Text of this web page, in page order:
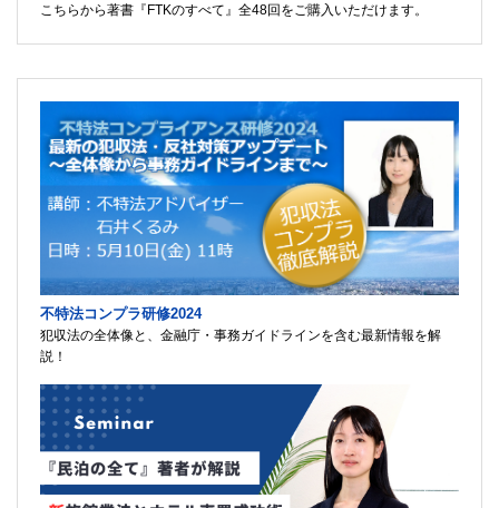
こちらから著書『FTKのすべて』全48回をご購入いただけます。
不特法コンプラ研修2024
犯収法の全体像と、金融庁・事務ガイドラインを含む最新情報を解
説！